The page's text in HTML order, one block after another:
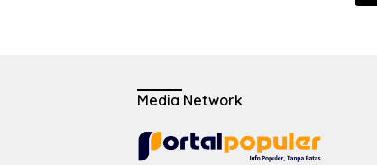
Media Network